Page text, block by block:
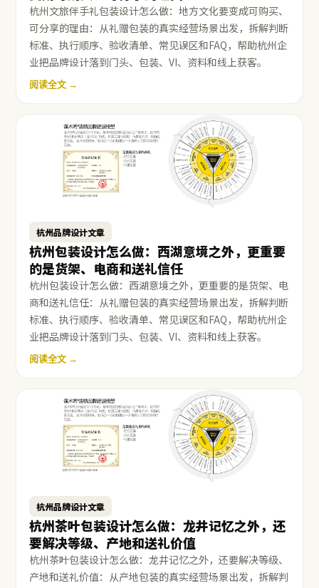
杭州文旅伴手礼包装设计怎么做：地方文化要变成可购买、
可分享的理由：从礼赠包装的真实经营场景出发，拆解判断
标准、执行顺序、验收清单、常见误区和FAQ，帮助杭州企
业把品牌设计落到门头、包装、VI、资料和线上获客。
阅读全文 →
杭州品牌设计文章
杭州包装设计怎么做：西湖意境之外，更重要
的是货架、电商和送礼信任
杭州包装设计怎么做：西湖意境之外，更重要的是货架、电
商和送礼信任：从礼赠包装的真实经营场景出发，拆解判断
标准、执行顺序、验收清单、常见误区和FAQ，帮助杭州企
业把品牌设计落到门头、包装、VI、资料和线上获客。
阅读全文 →
杭州品牌设计文章
杭州茶叶包装设计怎么做：龙井记忆之外，还
要解决等级、产地和送礼价值
杭州茶叶包装设计怎么做：龙井记忆之外，还要解决等级、
产地和送礼价值：从产地包装的真实经营场景出发，拆解判